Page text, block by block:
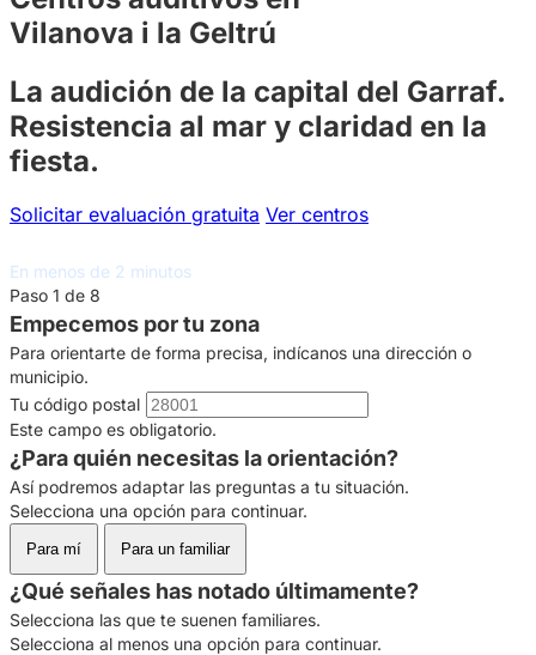
Vilanova i la Geltrú
La audición de la capital del Garraf.
Resistencia al mar y claridad en la
fiesta.
Solicitar evaluación gratuita Ver centros
En menos de 2 minutos
Paso 1 de 8
Empecemos por tu zona
Para orientarte de forma precisa, indícanos una dirección o
municipio.
Tu código postal
Este campo es obligatorio.
¿Para quién necesitas la orientación?
Así podremos adaptar las preguntas a tu situación.
Selecciona una opción para continuar.
Para mí Para un familiar
¿Qué señales has notado últimamente?
Selecciona las que te suenen familiares.
Selecciona al menos una opción para continuar.